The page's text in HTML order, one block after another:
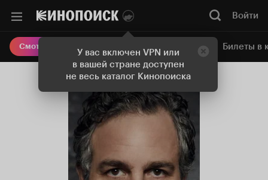
У вас включен VPN или
в вашей стране доступен
не весь каталог Кинопоиска
Войти
Смотреть кино Онлайн-кинотеатр Билеты в